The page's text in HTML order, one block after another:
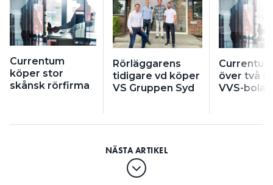
Currentum
köper stor
skånsk rörfirma
Rörläggarens
tidigare vd köper
VS Gruppen Syd
över två
VVS-bolag